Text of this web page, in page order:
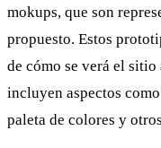
mokups, que son
propuesto. Estos
de cómo se verá el
incluyen aspectos
paleta de colores y